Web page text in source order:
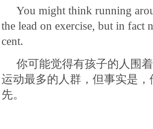
You might think running
the lead on exercise, but in fact
cent.
你可能觉得有孩子的人围
运动最多的人群，但事实是
先。